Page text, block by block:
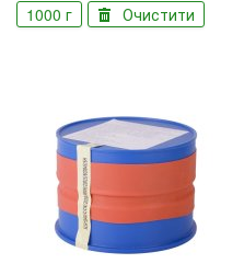
1000 г Очистити